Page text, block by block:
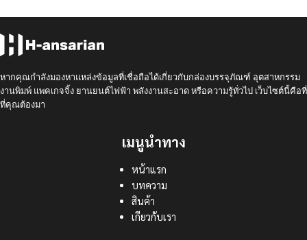
หากคุณกำลังมองหาแหล่งข้อมูลที่เชื่อถือได้เกี่ยวกับกล่องบรรจุภัณฑ์ อุตสาหกรรม
งานพิมพ์ แพคเกจจิ้ง ยานยนต์ไฟฟ้า พลังงานสะอาด หรือความรู้ทั่วไป เว็บไซต์นี้คือที่
ที่คุณต้องมา
เมนูนำทาง
หน้าแรก
บทความ
สินค้า
เกียวกับเรา